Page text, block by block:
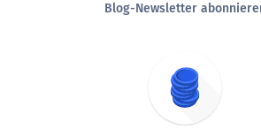
Blog-Newsletter